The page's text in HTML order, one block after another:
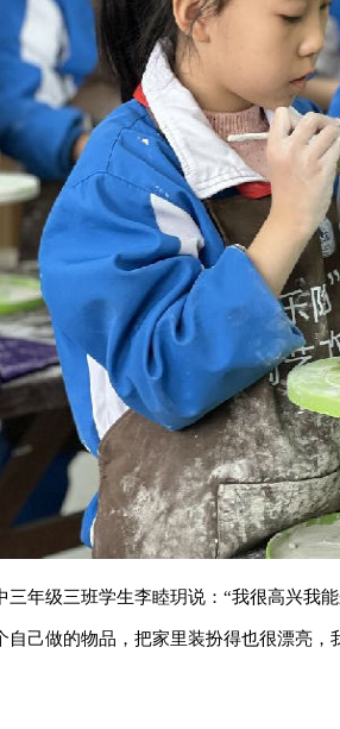
三年级三班学生李睦玥说：“我很高兴我
自己做的物品，把家里装扮得也很漂亮